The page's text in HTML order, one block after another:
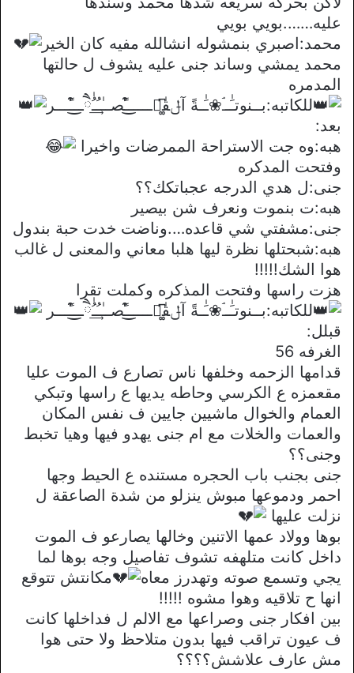
عليه…….بويي بويي
محمد:اصبري بنمشوله انشالله مفيه كان الخير
محمد يمشي وساند جنى عليه يشوف ل حالتها
المدمره
للكاتبه:بــنوتـَٰــۘ❀ـَٰـةً آݪقٰཻ͚͆ـــــ͒͜ـًصــٰـُ͢ـُٰཻــ͒͜ـًـــر
بعد:
هبه:وه جت الاستراحة الممرضات واخيرا
وفتحت المدكره
جنى:ل هدي الدرجه عجباتكك؟؟
هبه:ت بنموت ونعرف شن بيصير
جنى:مشفتي شي قاعده….وناضت خدت حبة بندول
هبه:شبحتلها نظرة ليها هلبا معاني والمعنى ل غالب
هوا الشك!!!!!
هزت راسها وفتحت المذكره وكملت تقرا
للكاتبه:بــنوتـَٰــۘ❀ـَٰـةً آݪقٰཻ͚͆ـــــ͒͜ـًصــٰـُ͢ـُٰཻــ͒͜ـًـــر
قبلل:
الغرفه 56
قدامها الزحمه وخلفها ناس تصارع ف الموت عليا
مقعمزه ع الكرسي وحاطه يديها ع راسها وتبكي
العمام والخوال ماشيين جايين ف نفس المكان
والعمات والخلات مع ام جنى يهدو فيها وهيا تخبط
وجنى؟؟
جنى بجنب باب الحجره مستنده ع الحيط وجها
احمر ودموعها مبوش ينزلو من شدة الصاعقة ل
نزلت عليها
بوها وولاد عمها الاتنين وخالها يصارعو ف الموت
داخل كانت متلهفه تشوف تفاصيل وجه بوها لما
يجي وتسمع صوته وتهدرز معاه
مكانتش تتوقع
انها ح تلاقيه وهوا مشوه !!!!!
بين افكار جنى وصراعها مع الالم ل فداخلها كانت
ف عيون تراقب فيها بدون متلاحظ ولا حتى هوا
مش عارف علاشش؟؟؟؟